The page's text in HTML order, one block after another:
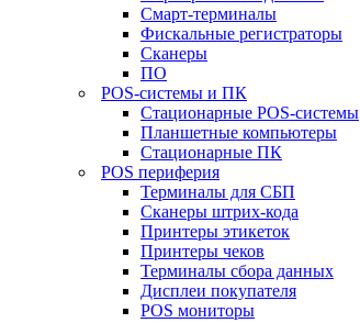
Смарт-терминалы
Фискальные регистраторы
Сканеры
ПО
POS-системы и ПК
Стационарные POS-системы
Планшетные компьютеры
Стационарные ПК
POS периферия
Терминалы для СБП
Сканеры штрих-кода
Принтеры этикеток
Принтеры чеков
Терминалы сбора данных
Дисплеи покупателя
POS мониторы